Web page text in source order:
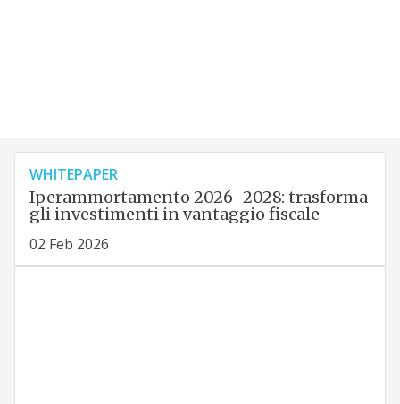
WHITEPAPER
Iperammortamento 2026–2028: trasforma
gli investimenti in vantaggio fiscale
02 Feb 2026